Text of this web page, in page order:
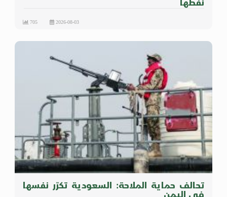
2026-08-03
705
تحالف حماية الملاحة: السعودية تكرّر نفسها
في اليمن